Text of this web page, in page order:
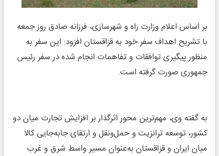
بر اساس اعلام وزارت راه و شهرسازی، فرزانه صادق روز جمعه
با تشریح اهداف سفر خود به قزاقستان افزود: این سفر به‌
منظور پیگیری توافقات و تفاهمات انجام‌ شده در سفر رئیس‌
جمهوری صورت گرفته است.
به گفته وی، مهم‌ترین محور اثرگذار بر افزایش تجارت میان دو
کشور، توسعه ترانزیت و حمل‌ونقل و ارتقای جابه‌جایی کالا
میان ایران و قزاقستان به‌عنوان مسیر واسط شرق و غرب